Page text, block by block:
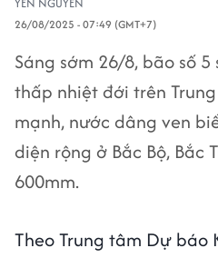
26/08/2025 - 07:49 (GMT+7)
Sáng sớm 26/8, bão số
thấp nhiệt đới trên
mạnh, nước dâng ven
diện rộng ở Bắc Bộ, Bắc
600mm.
Theo Trung tâm Dự báo